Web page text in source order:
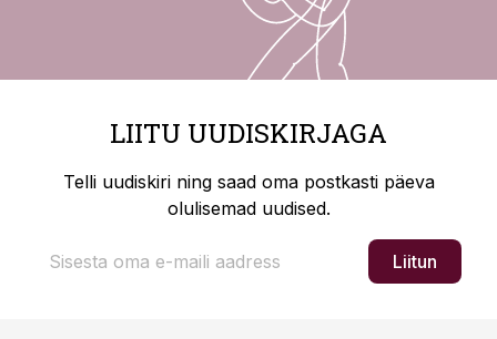
LIITU UUDISKIRJAGA
Telli uudiskiri ning saad oma postkasti päeva
olulisemad uudised.
Liitun